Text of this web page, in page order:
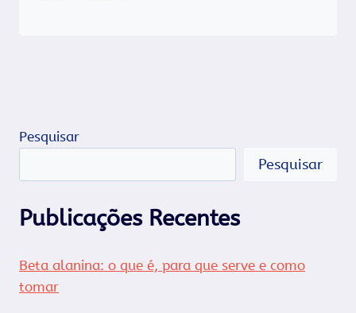
Pesquisar
Pesquisar
Publicações Recentes
Beta alanina: o que é, para que serve e como
tomar